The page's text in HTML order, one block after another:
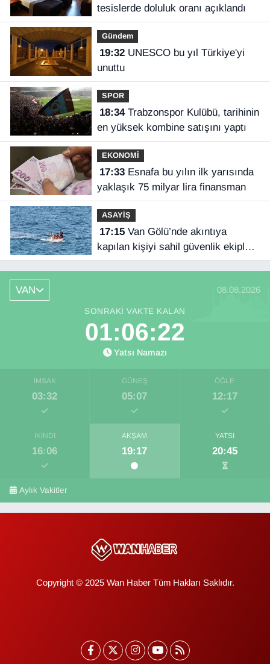
tesislerde doluluk oranı açıklandı
Gündem
19:32UNESCO bu yıl Türkiye'yi
unuttu
SPOR
18:34Trabzonspor Kulübü, tarihinin
en yüksek kombine satışını yaptı
EKONOMİ
17:33Esnafa bu yılın ilk yarısında
yaklaşık 75 milyar lira finansman
ASAYİŞ
17:15Van Gölü’nde akıntıya
kapılan kişiyi sahil güvenlik ekipleri
kurtardı
VAN 08.08.2026
SONRAKI VAKTE KALAN
01:06:21
Yatsı Namazı
İMSAK
03:32
GÜNEŞ
05:07
ÖĞLE
12:17
İKINDI
16:06
AKŞAM
19:17
YATSI
20:45
Aylık Vakitler
Copyright © 2025 Wan Haber Tüm Hakları Saklıdır.